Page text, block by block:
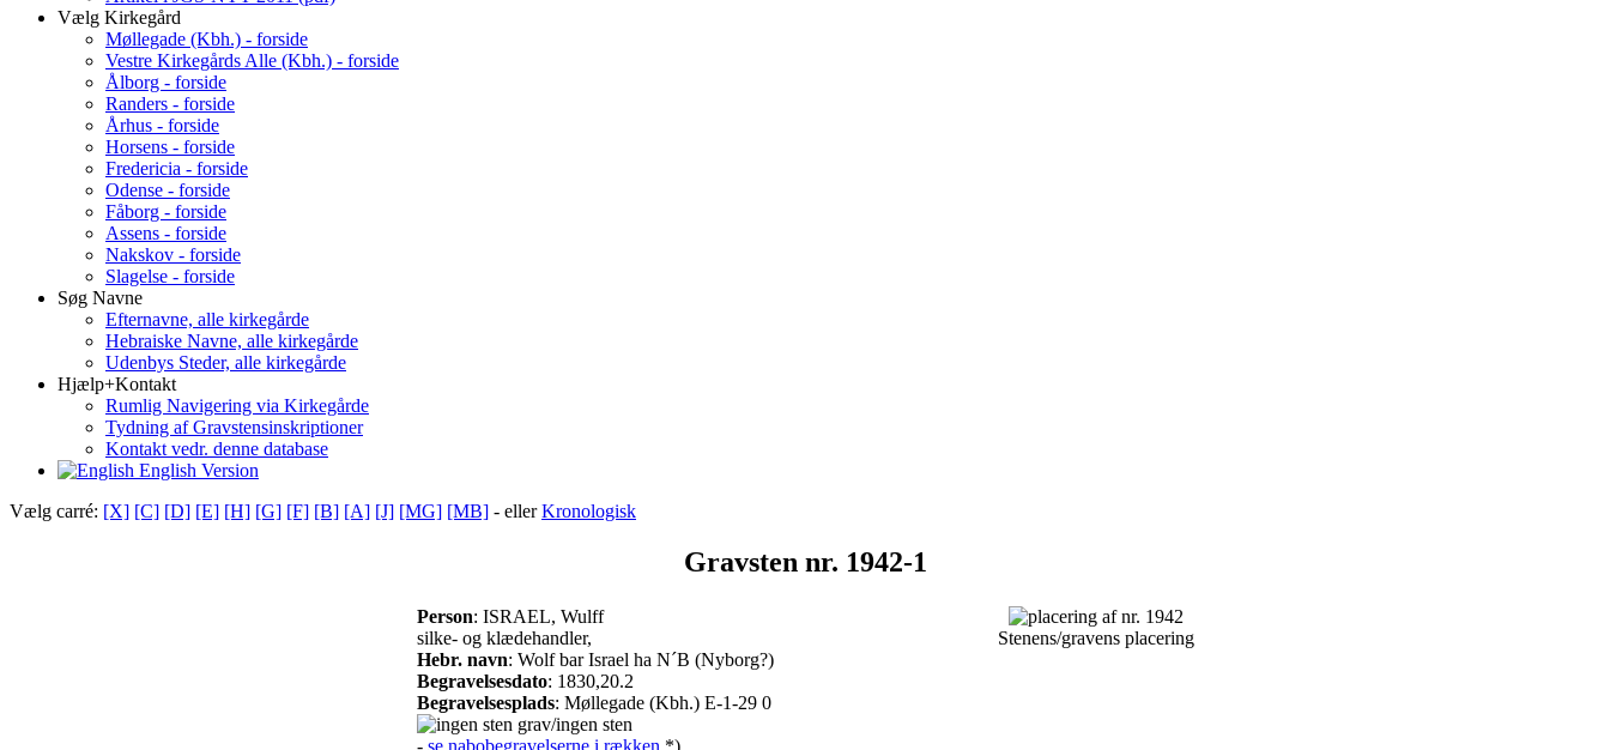
Vælg Kirkegård
Møllegade (Kbh.) - forside
Vestre Kirkegårds Alle (Kbh.) - forside
Ålborg - forside
Randers - forside
Århus - forside
Horsens - forside
Fredericia - forside
Odense - forside
Fåborg - forside
Assens - forside
Nakskov - forside
Slagelse - forside
Søg Navne
Efternavne, alle kirkegårde
Hebraiske Navne, alle kirkegårde
Udenbys Steder, alle kirkegårde
Hjælp+Kontakt
Rumlig Navigering via Kirkegårde
Tydning af Gravstensinskriptioner
Kontakt vedr. denne database
English Version
Vælg carré: [X] [C] [D] [E] [H] [G] [F] [B] [A] [J] [MG] [MB] - ellerKronologisk
Gravsten nr. 1942-1
Person: ISRAEL, Wulff
silke- og klædehandler,
Hebr. navn: Wolf bar Israel ha N´B (Nyborg?)
Begravelsesdato: 1830,20.2
Begravelsesplads: Møllegade (Kbh.) E-1-29 0
grav/ingen sten
- se nabobegravelserne i rækken *)
Stenens/gravens placering